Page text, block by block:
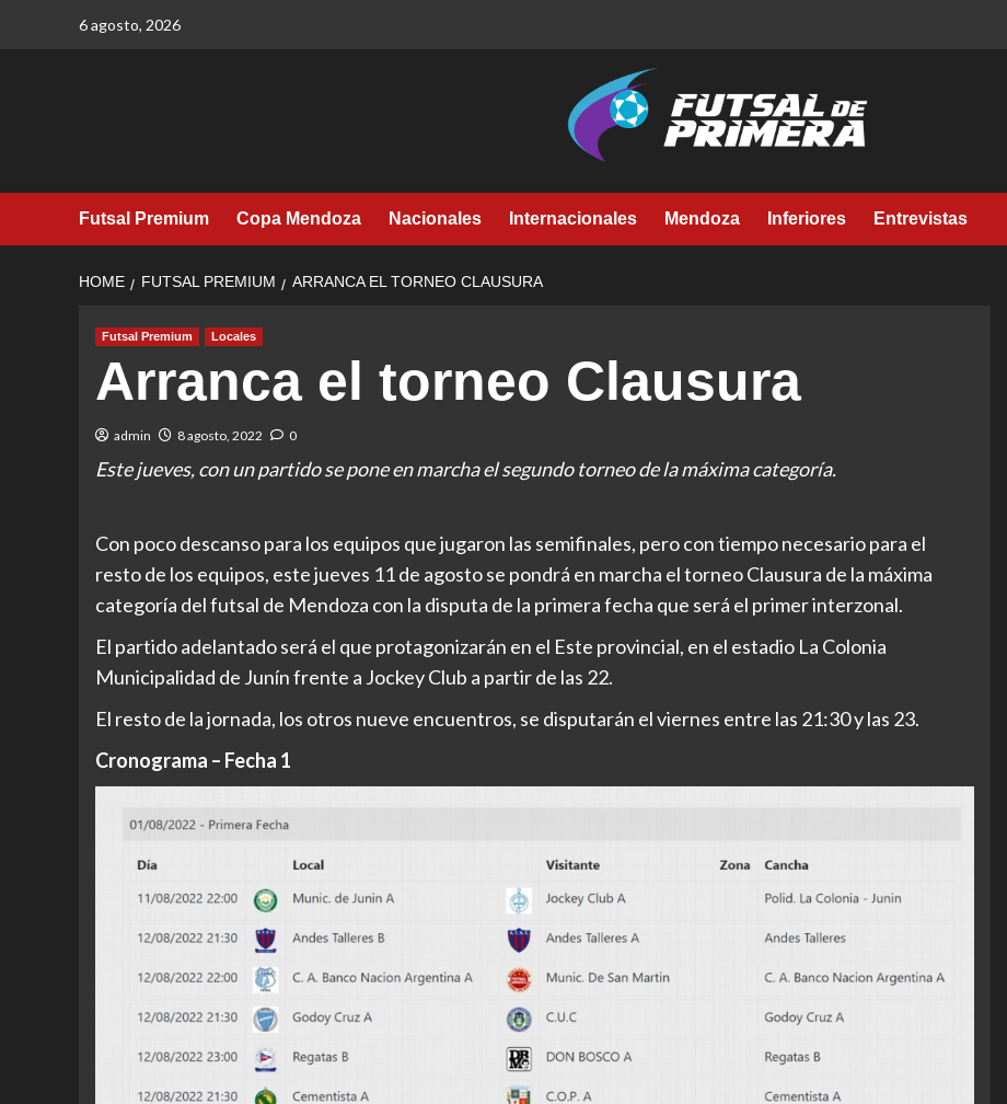
6 agosto, 2026
Futsal Premium Copa Mendoza Nacionales Internacionales Mendoza Inferiores Entrevistas
HOME FUTSAL PREMIUM ARRANCA EL TORNEO CLAUSURA
Futsal Premium Locales
Arranca el torneo Clausura
admin 8 agosto, 2022 0
Este jueves, con un partido se pone en marcha el segundo torneo de la máxima categoría.
Con poco descanso para los equipos que jugaron las semifinales, pero con tiempo necesario para el
resto de los equipos, este jueves 11 de agosto se pondrá en marcha el torneo Clausura de la máxima
categoría del futsal de Mendoza con la disputa de la primera fecha que será el primer interzonal.
El partido adelantado será el que protagonizarán en el Este provincial, en el estadio La Colonia
Municipalidad de Junín frente a Jockey Club a partir de las 22.
El resto de la jornada, los otros nueve encuentros, se disputarán el viernes entre las 21:30 y las 23.
Cronograma – Fecha 1